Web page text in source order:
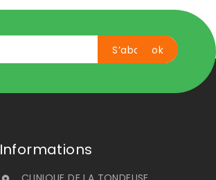
Informations